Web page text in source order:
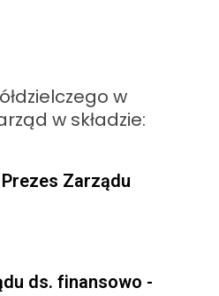
w
w składzie:
Zarządu
ds. finansowo -